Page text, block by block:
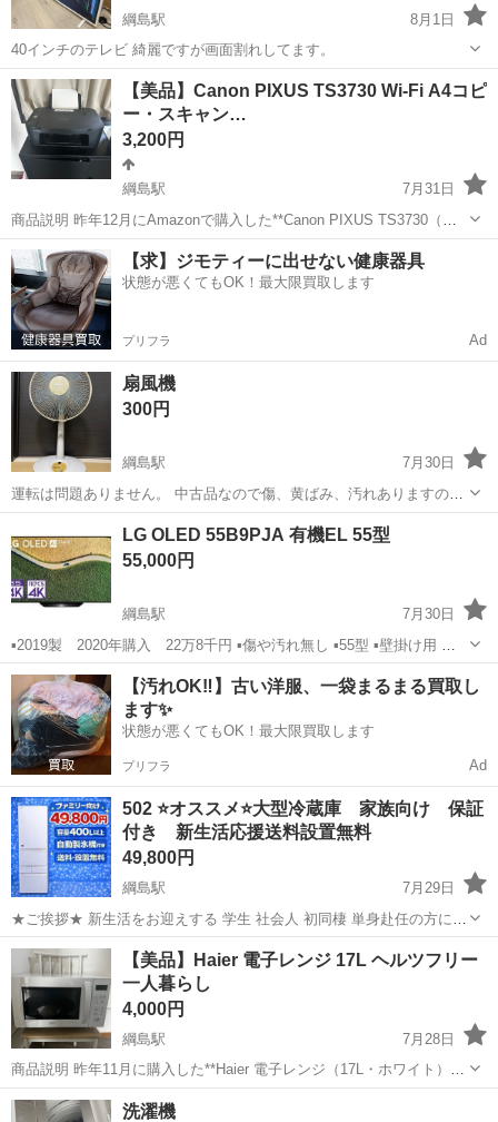
綱島駅
8月1日
40インチのテレビ 綺麗ですが画面割れしてます。
神奈川 横浜市 綱島駅
【美品】Canon PIXUS TS3730 Wi-Fi A4コピ
ー・スキャン…
3,200円
綱島駅
7月31日
商品説明 昨年12月にAmazonで購入した**Canon PIXUS TS3730（ブ
ラック）**です。 * サイズ：約 幅43.5 × 奥行32.7 × 高さ14.5cm * Wi-
Fi対応 * A4対応...
神奈川 横浜市 綱島駅 複合機
【求】ジモティーに出せない健康器具
状態が悪くてもOK！最大限買取します
プリフラ Ad
扇風機
300円
綱島駅
7月30日
運転は問題ありません。 中古品なので傷、黄ばみ、汚れありますので
神経質な方の購入はご遠慮願います。 収納袋付きです。 発送はしませ
んので受け取りに来れる方のみで お願いします。
季節、空調家電
LG OLED 55B9PJA 有機EL 55型
55,000円
綱島駅
7月30日
▪️2019製 2020年購入 22万8千円 ▪️傷や汚れ無し ▪️55型 ▪️壁掛け用 ※
画面中央に黄色の画面が緑に見える箇所あり ※純正リモコンあり(ジョ
グに不具合ありますが使えます) 有機ELテレビは配送...
神奈川 横浜市 綱島駅 テレビ 有機EL
【汚れOK‼️】古い洋服、一袋まるまる買取し
ます✨
状態が悪くてもOK！最大限買取します
プリフラ Ad
502 ⭐️オススメ⭐️大型冷蔵庫 家族向け 保証
付き 新生活応援送料設置無料
49,800円
綱島駅
7月29日
★ご挨拶★ 新生活をお迎えする 学生 社会人 初同棲 単身赴任の方に、
大好評の大型冷蔵庫になります。 【階段運搬】追加料金なし 【送料設
置込み】 当ショップの家電は、大手不動産の家電付きアパートに設置
する予定であっ...
神奈川 横浜市 綱島駅 キッチン家電
【美品】Haier 電子レンジ 17L ヘルツフリー
一人暮らし
4,000円
綱島駅
7月28日
商品説明 昨年11月に購入した**Haier 電子レンジ（17L・ホワイト）**
です。 * サイズ：約 幅44 × 奥行36 × 高さ27.9cm * 容量：17L * ヘル
ツフリー（全国対応） * オート...
神奈川 横浜市 綱島駅
洗濯機